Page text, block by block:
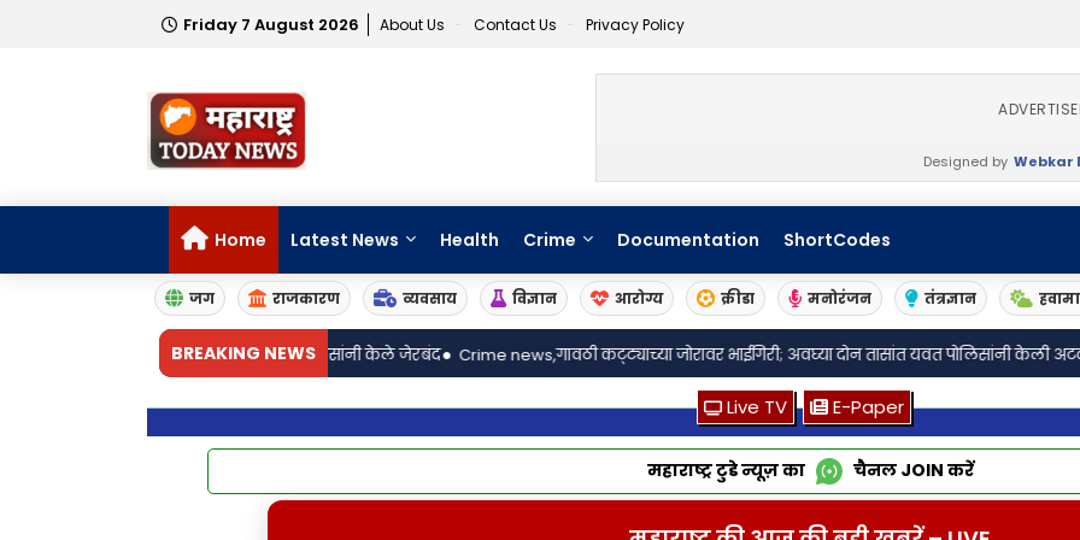
Friday 7 August 2026 About Us Contact Us Privacy Policy
Designed by Webkar
Home Latest News Health Crime Documentation ShortCodes
जग राजकारण व्यवसाय विज्ञान आरोग्य क्रीडा मनोरंजन तंत्रज्ञान
BREAKING NEWS
आरोपींना बिबवेवाडी पोलिसांनी केले जेरबंद• Crime news,गावठी कट्ट्याच्या जोरावर भाईगिरी; अवघ्या दोन तासांत यवत पोलिसांनी केली अटक• कर्मवीर
Live TV E-Paper
महाराष्ट्र टुडे न्यूज़ का चैनल JOIN करें